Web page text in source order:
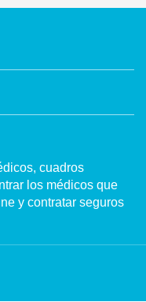
cuadros
los médicos que
y contratar seguros